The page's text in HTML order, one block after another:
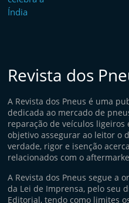
Revista dos
A Revista dos Pneus é uma
dedicada ao mercado de
reparação de veículos
objetivo assegurar ao leitor o
verdade, rigor e isenção
relacionados com o
A Revista dos Pneus segue a
da Lei de Imprensa, pelo seu
Editorial, tendo como limites